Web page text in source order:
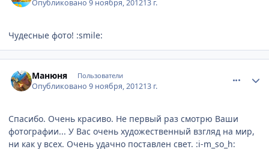
Опубликовано9 ноября, 201213 г.
Чудесные фото! :smile:
Манюня Пользователи
Опубликовано9 ноября, 201213 г.
Спасибо. Очень красиво. Не первый раз смотрю Ваши
фотографии... У Вас очень художественный взгляд на мир,
ни как у всех. Очень удачно поставлен свет. :i-m_so_h: